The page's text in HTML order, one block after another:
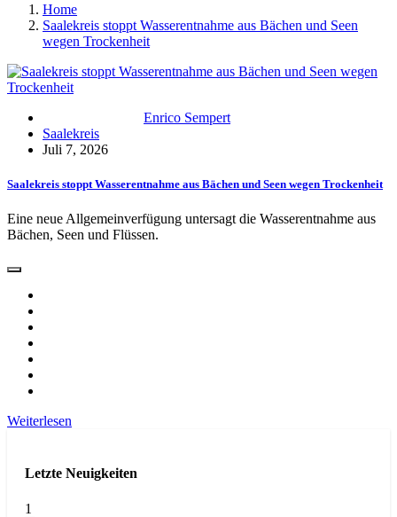
Home
Saalekreis stoppt Wasserentnahme aus Bächen und Seen
wegen Trockenheit
Enrico Sempert
Saalekreis
Juli 7, 2026
Saalekreis stoppt Wasserentnahme aus Bächen und Seen wegen Trockenheit
Eine neue Allgemeinverfügung untersagt die Wasserentnahme aus
Bächen, Seen und Flüssen.
Weiterlesen
Letzte Neuigkeiten
1